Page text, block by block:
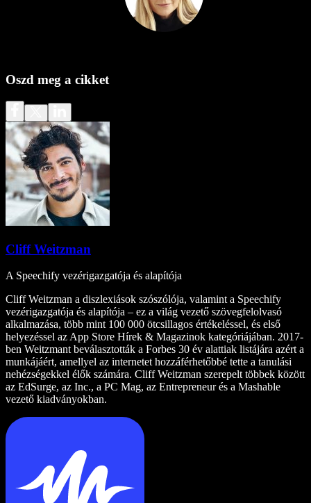
Oszd meg a cikket
Cliff Weitzman
A Speechify vezérigazgatója és alapítója
Cliff Weitzman a diszlexiások szószólója, valamint a Speechify
vezérigazgatója és alapítója – ez a világ vezető szövegfelolvasó
alkalmazása, több mint 100 000 ötcsillagos értékeléssel, és első
helyezéssel az App Store Hírek & Magazinok kategóriájában. 2017-
ben Weitzmant beválasztották a Forbes 30 év alattiak listájára azért a
munkájáért, amellyel az internetet hozzáférhetőbbé tette a tanulási
nehézségekkel élők számára. Cliff Weitzman szerepelt többek között
az EdSurge, az Inc., a PC Mag, az Entrepreneur és a Mashable
vezető kiadványokban.